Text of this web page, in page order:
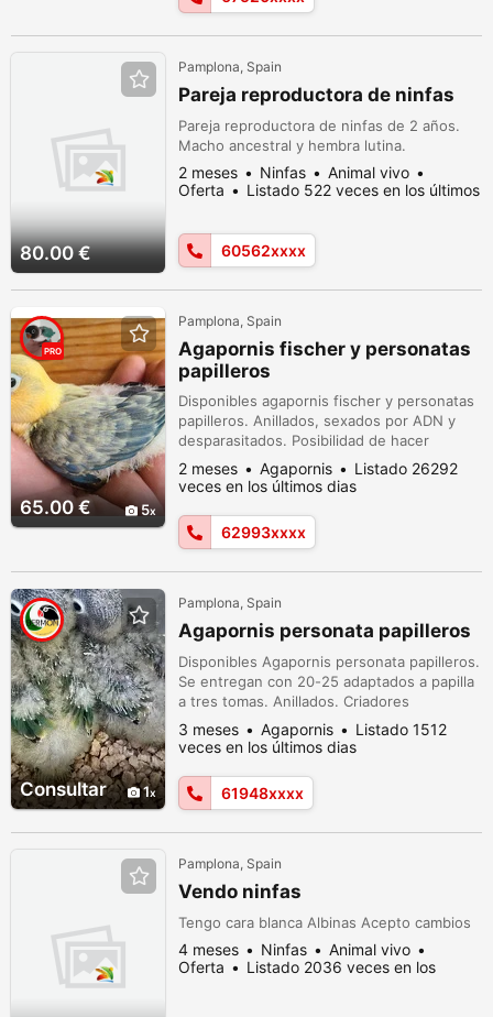
80.00 €
Pamplona, Spain
Pareja reproductora de ninfas
Pareja reproductora de ninfas de 2 años.
Macho ancestral y hembra lutina.
2 meses Ninfas
Animal vivo
Oferta
Listado 522 veces en los últimos
60562xxxx
65.00 € 5
PRO
Pamplona, Spain
Agapornis fischer y personatas
papilleros
Disponibles agapornis fischer y personatas
papilleros. Anillados, sexados por ADN y
desparasitados. Posibilidad de hacer
parejas no consanguíneas. Opcional kit de
empapillado para poder criar a tu pollito
federados.
2 meses Agapornis
Listado 26292
veces en los últimos dias
62993xxxx
Consultar 1
Pamplona, Spain
Agapornis personata papilleros
Disponibles Agapornis personata papilleros.
Se entregan con 20-25 adaptados a papilla
a tres tomas. Anillados. Criadores
federados. Para más información contactar
por WhatsApp. 619485087.
3 meses Agapornis
Listado 1512
veces en los últimos dias
61948xxxx
Pamplona, Spain
Vendo ninfas
Tengo cara blanca Albinas Acepto cambios
4 meses Ninfas
Animal vivo
Oferta
Listado 2036 veces en los